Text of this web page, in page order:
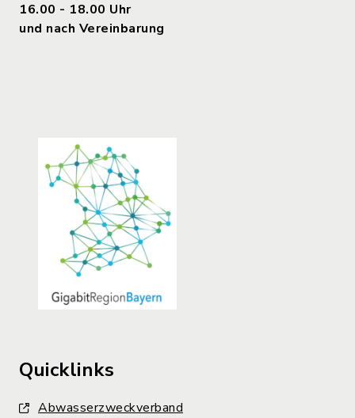
16.00 - 18.00 Uhr
und nach Vereinbarung
Quicklinks
Abwasserzweckverband